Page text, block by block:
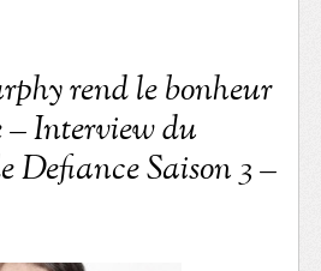
rend le bonheur
– Interview du
Defiance Saison 3 –